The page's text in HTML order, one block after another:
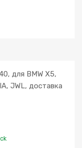
для BMW X5,
JWL, доставка